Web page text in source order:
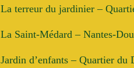
La terreur du jardinier –
La Saint-Médard – Nantes-
Jardin d’enfants – Quartier du